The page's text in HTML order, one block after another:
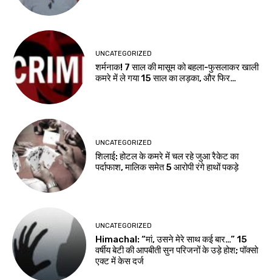
UNCATEGORIZED
शर्मनाक! 7 साल की मासूम को बहला-फुसलाकर खाली
कमरे में ले गया 15 साल का लड़का, और फिर…
UNCATEGORIZED
शिलाई: होटल के कमरे में चल रहे जुआ रैकेट का
पर्दाफाश, मालिक समेत 5 आरोपी रंगे हाथों पकड़े
UNCATEGORIZED
Himachal: “मां, उसने मेरे साथ कई बार…” 15
वर्षीय बेटी की आपबीती सुन परिजनों के उड़े होश; पॉक्सो
एक्ट में केस दर्ज